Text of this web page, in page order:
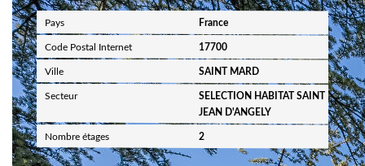
Pays France
Code Postal Internet 17700
Ville SAINT MARD
Secteur
SELECTION HABITAT SAINT
JEAN D'ANGELY
Nombre étages 2